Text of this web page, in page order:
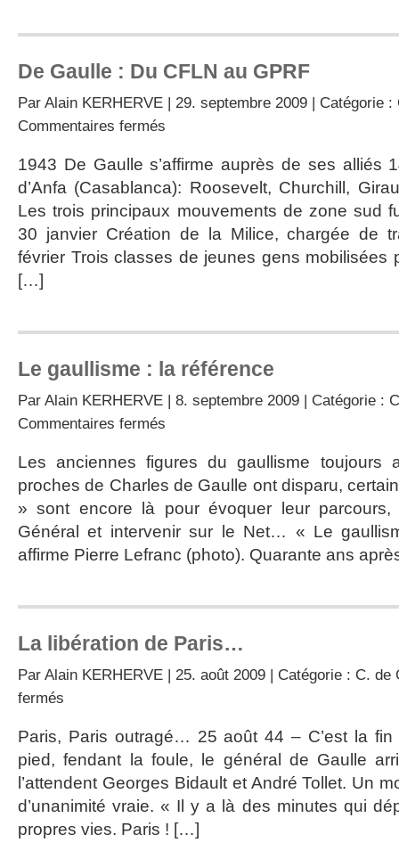
De Gaulle : Du CFLN au GPRF
Par Alain KERHERVE | 29. septembre 2009 | Catégorie :
Commentaires fermés
:
Du
au
GPRF
1943 De Gaulle s’affirme auprès de ses alliés
d’Anfa (Casablanca): Roosevelt, Churchill,
Les trois principaux mouvements de zone sud
30 janvier Création de la Milice, chargée de
février Trois classes de jeunes gens mobilisées
[…]
Le gaullisme : la référence
Par Alain KERHERVE | 8. septembre 2009 | Catégorie :
Commentaires fermés
:
la
Les anciennes figures du gaullisme toujours
proches de Charles de Gaulle ont disparu,
» sont encore là pour évoquer leur
Général et intervenir sur le Net… « Le
affirme Pierre Lefranc (photo). Quarante ans
La libération de Paris…
Par Alain KERHERVE | 25. août 2009 | Catégorie : C. de
fermés
de
Paris…
Paris, Paris outragé… 25 août 44 – C’est la fin
pied, fendant la foule, le général de Gaulle
l’attendent Georges Bidault et André Tollet. Un
d’unanimité vraie. « Il y a là des minutes qui
propres vies. Paris ! […]